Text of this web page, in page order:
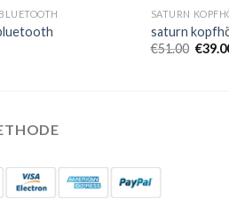
SATURN
saturn
€51.00 €